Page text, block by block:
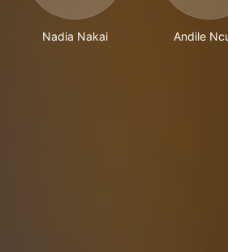
Nadia Nakai Andile